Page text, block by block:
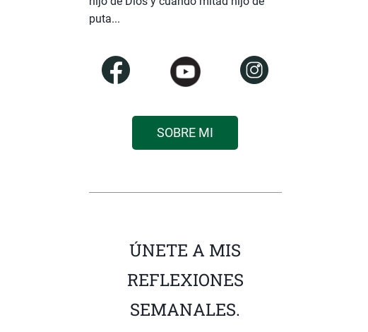
puta...
SOBRE MI
ÚNETE A MIS
REFLEXIONES
SEMANALES.